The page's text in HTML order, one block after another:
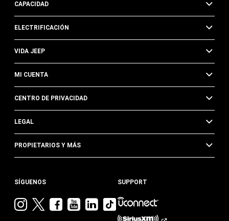
CAPACIDAD
ELECTRIFICACIÓN
VIDA JEEP
MI CUENTA
CENTRO DE PRIVACIDAD
LEGAL
PROPIETARIOS Y MÁS
SÍGUENOS
VisitaVisitaVisitaVisitaVisita
Jeep
Visita
Jeep
SUPPORT